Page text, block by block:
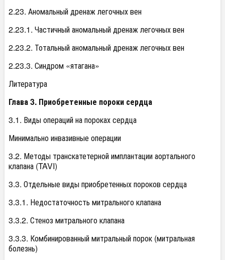
2.23. Аномальный дренаж легочных вен
2.23.1. Частичный аномальный дренаж легочных вен
2.23.2. Тотальный аномальный дренаж легочных вен
2.23.3. Синдром «ятагана»
Литература
Глава 3. Приобретенные пороки сердца
3.1. Виды операций на пороках сердца
Минимально инвазивные операции
3.2. Методы транскатетерной имплантации аортального
клапана (TAVI)
3.3. Отдельные виды приобретенных пороков сердца
3.3.1. Недостаточность митрального клапана
3.3.2. Стеноз митрального клапана
3.3.3. Комбинированный митральный порок (митральная
болезнь)